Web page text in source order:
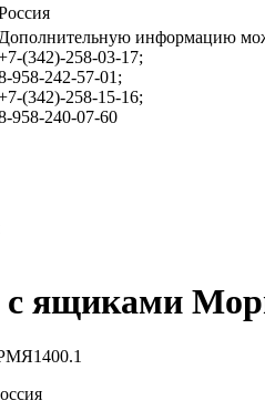
Дополнительную информацию
(342)-258-03-17;
958-242-57-01;
(342)-258-15-16;
958-240-07-60
с ящиками